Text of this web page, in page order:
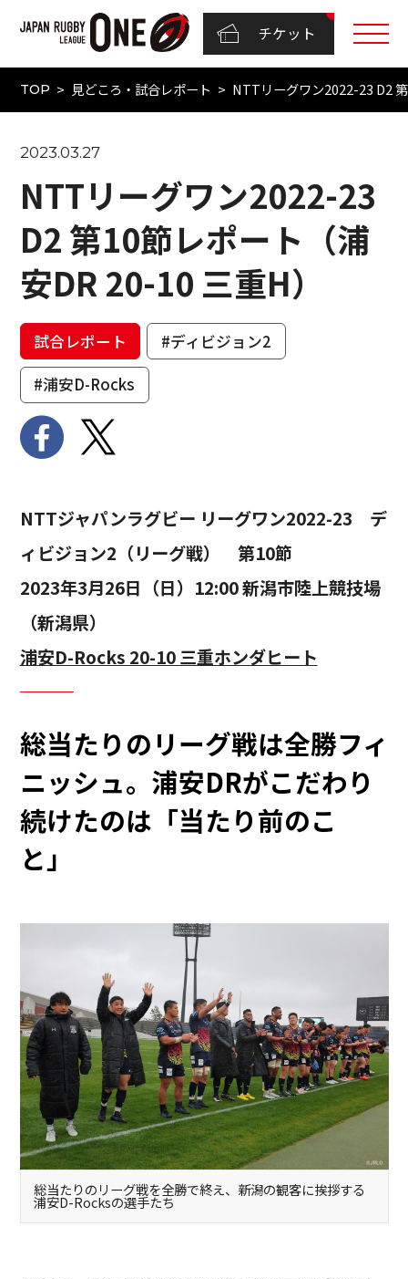
チケット
TOP 見どころ・試合レポート NTTリーグワン2022-23 D2
2023.03.27
NTTリーグワン2022-23
D2 第10節レポート（浦
安DR 20-10 三重H）
試合レポート
#ディビジョン2
#浦安D-Rocks
NTTジャパンラグビー リーグワン2022-23 デ
ィビジョン2（リーグ戦） 第10節
2023年3月26日（日）12:00 新潟市陸上競技場
（新潟県）
浦安D-Rocks 20-10 三重ホンダヒート
総当たりのリーグ戦は全勝フィ
ニッシュ。浦安DRがこだわり
続けたのは「当たり前のこ
と」
総当たりのリーグ戦を全勝で終え、新潟の観客に挨拶する
浦安D-Rocksの選手たち